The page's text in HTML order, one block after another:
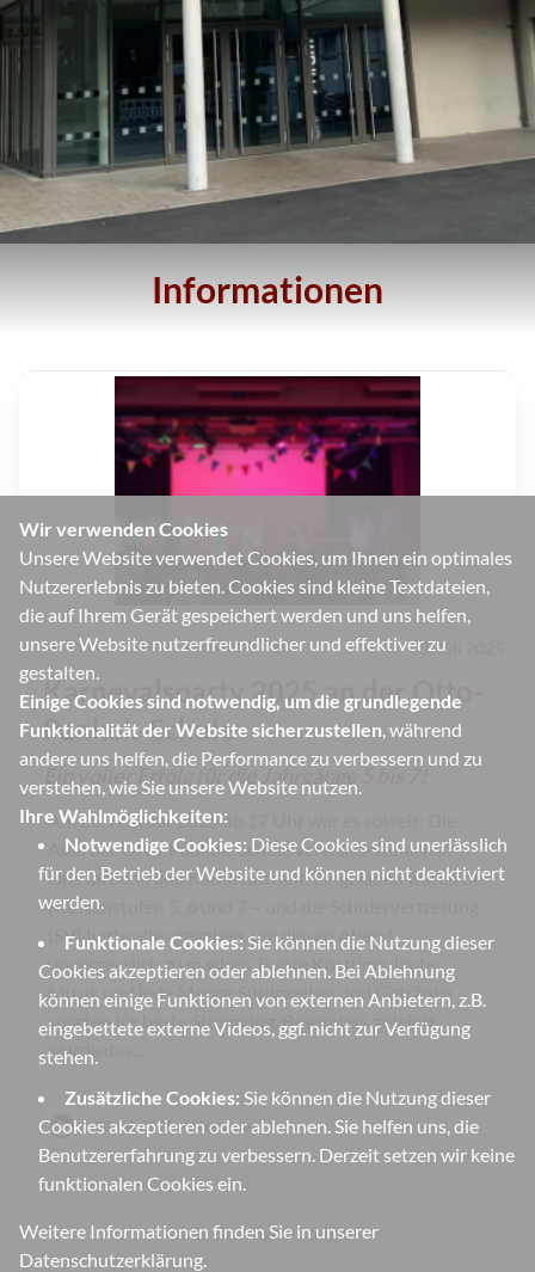
Wir verwenden Cookies
Unsere Website verwendet Cookies, um Ihnen ein optimales
Nutzererlebnis zu bieten. Cookies sind kleine Textdateien,
die auf Ihrem Gerät gespeichert werden und uns helfen,
unsere Website nutzerfreundlicher und effektiver zu
gestalten.
Einige Cookies sind notwendig, um die grundlegende
Funktionalität der Website sicherzustellen, während
andere uns helfen, die Performance zu verbessern und zu
verstehen, wie Sie unsere Website nutzen.
Ihre Wahlmöglichkeiten:
Notwendige Cookies: Diese Cookies sind unerlässlich
für den Betrieb der Website und können nicht deaktiviert
werden.
Funktionale Cookies: Sie können die Nutzung dieser
Cookies akzeptieren oder ablehnen. Bei Ablehnung
können einige Funktionen von externen Anbietern, z.B.
eingebettete externe Videos, ggf. nicht zur Verfügung
stehen.
Zusätzliche Cookies: Sie können die Nutzung dieser
Cookies akzeptieren oder ablehnen. Sie helfen uns, die
Benutzererfahrung zu verbessern. Derzeit setzen wir keine
funktionalen Cookies ein.
Weitere Informationen finden Sie in unserer
Datenschutzerklärung.
Informationen
#Karneval #SV #Veranstaltungen 03. Juli 2025
Karnevalsparty 2025 an der Otto-
Pankok-Schule
🇩🇪
Ein voller Erfolg für die Jahrgänge 5 bis 7!
Am 25. Februar 2025 ab 17 Uhr war es soweit: Die
Aula der Otto-Pankok-Schule verwandelte sich in
eine farbenfrohe Karnevalswelt. Eingeladen waren die
Klassenstufen 5, 6 und 7 – und die Schülervertretung
(SV) hatte alles gegeben, um diesen Abend
unvergesslich zu machen. Bunte Kostüme, laute
Musik und jede Menge Süßigkeiten und Getränke
sorgten für beste Stimmung. Besonders gefeiert
wurde das...
face 27. 04. 2025, J. Hagemann
Alle Beiträge anzeigen